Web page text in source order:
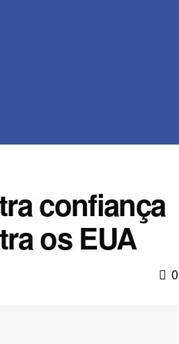
confiança
os EUA
0